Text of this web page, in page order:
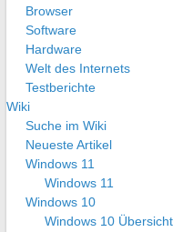
Browser
Software
Hardware
Welt des Internets
Testberichte
Wiki
Suche im Wiki
Neueste Artikel
Windows 11
Windows 11
Windows 10
Windows 10 Übersicht